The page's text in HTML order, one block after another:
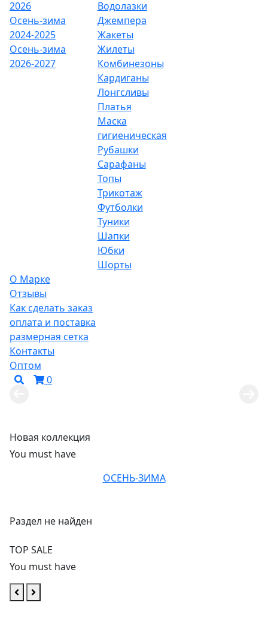
2026
Осень-зима
2024-2025
Осень-зима
2026-2027
Водолазки
Джемпера
Жакеты
Жилеты
Комбинезоны
Кардиганы
Лонгсливы
Платья
Маска
гигиеническая
Рубашки
Сарафаны
Топы
Трикотаж
Футболки
Туники
Шапки
Юбки
Шорты
О Марке
Отзывы
Как сделать заказ
оплата и поставка
размерная сетка
Контакты
Оптом
0
Новая коллекция
You must have
ОСЕНЬ-ЗИМА
Раздел не найден
TOP SALE
You must have